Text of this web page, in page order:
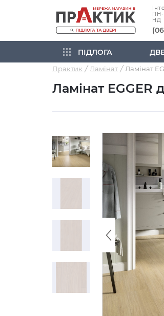
ПН-
НД
ПІДЛОГА
Практик Ламінат
Ламінат